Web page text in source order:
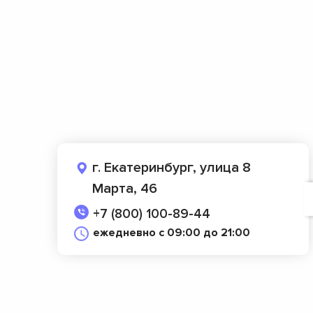
г. Екатеринбург, улица 8
Марта, 46
+7 (800) 100-89-44
ежедневно с 09:00 до 21:00